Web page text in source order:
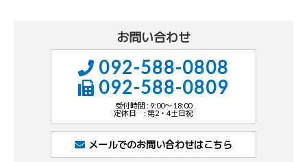
お問い合わせ
092-588-0808
092-588-0809
受付時間 : 9:00～ 18:00
定休日 : 第2・4土日祝
メールでのお問い合わせはこちら